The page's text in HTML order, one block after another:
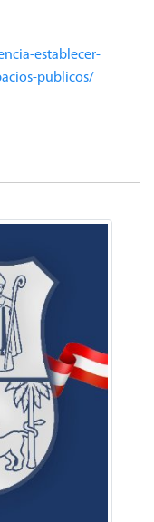
establecer-
publicos/